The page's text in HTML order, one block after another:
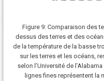
Figure 9: Comparaison des
dessus des terres et des
de la température de la basse
sur les terres et les océans,
selon l’Université de
lignes fines représentent la